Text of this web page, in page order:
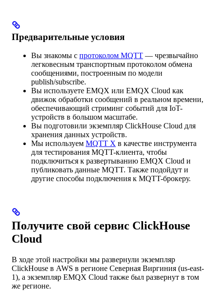
Предварительные условия
Вы знакомы с протоколом MQTT — чрезвычайно
легковесным транспортным протоколом обмена
сообщениями, построенным по модели
publish/subscribe.
Вы используете EMQX или EMQX Cloud как
движок обработки сообщений в реальном времени,
обеспечивающий стриминг событий для IoT-
устройств в большом масштабе.
Вы подготовили экземпляр ClickHouse Cloud для
хранения данных устройств.
Мы используем MQTT X в качестве инструмента
для тестирования MQTT-клиента, чтобы
подключиться к развертыванию EMQX Cloud и
публиковать данные MQTT. Также подойдут и
другие способы подключения к MQTT-брокеру.
Получите свой сервис ClickHouse
Cloud
В ходе этой настройки мы развернули экземпляр
ClickHouse в AWS в регионе Северная Виргиния (us-east-
1), а экземпляр EMQX Cloud также был развернут в том
же регионе.